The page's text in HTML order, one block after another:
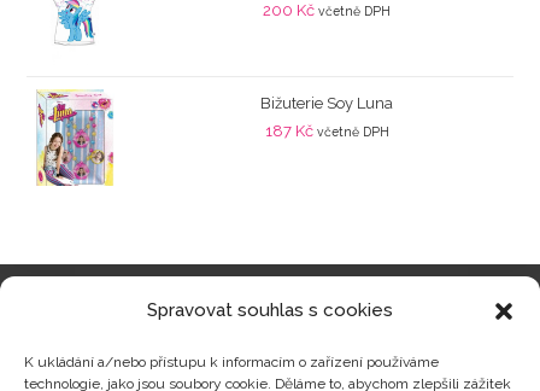
Spravovat souhlas s cookies
K ukládání a/nebo přístupu k informacím o zařízení používáme
technologie, jako jsou soubory cookie. Děláme to, abychom zlepšili zážitek
200 Kč včetně DPH
Bižuterie Soy Luna
187 Kč včetně DPH